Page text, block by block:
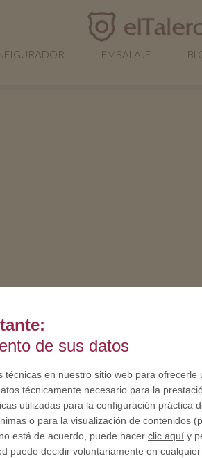
EMBALAJE
SOBRE NOSOTROS
Porque somos diferentes
Crear tu propia moneda
RECURSOS
Historia - Grabado de monedas
de sus datos
técnicas en nuestro sitio web para
técnicamente necesario para la
utilizadas para la configuración práctica
o para la visualización de contenidos
está de acuerdo, puede hacer clic aquí y
puede decidir voluntariamente en